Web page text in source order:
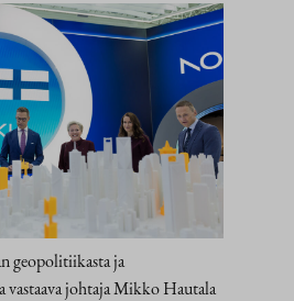
geopolitiikasta ja
vastaava johtaja Mikko Hautala